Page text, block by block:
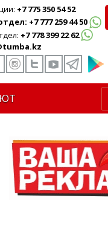
+7 775 350 54 52
+7 777 259 44 50
+7 778 399 22 62